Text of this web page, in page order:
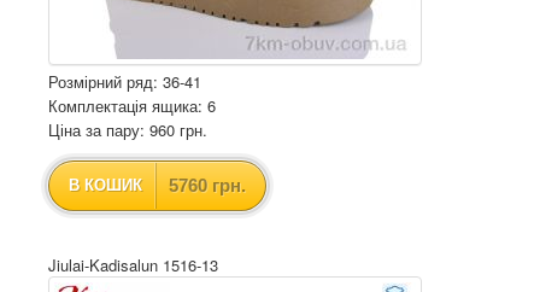
Розмірний ряд: 36-41
Комплектація ящика: 6
Ціна за пару: 960 грн.
В КОШИК 5760 грн.
Jiulai-Kadisalun 1516-13